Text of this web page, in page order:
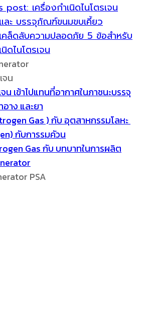
post: เครื่องกำเนิดไนโตรเจน
ะ บรรจุภัณฑ์ขนมขบเคี้ยว
คล็ดลับความปลอดภัย 5 ข้อสำหรับ
ดไนโตรเจน